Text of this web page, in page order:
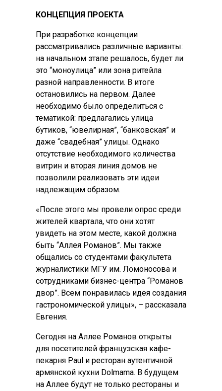
КОНЦЕПЦИЯ ПРОЕКТА
При разработке концепции
рассматривались различные варианты:
на начальном этапе решалось, будет ли
это “моноулица” или зона ритейла
разной направленности. В итоге
остановились на первом. Далее
необходимо было определиться с
тематикой: предлагались улица
бутиков, “ювелирная”, “банковская” и
даже “свадебная” улицы. Однако
отсутствие необходимого количества
витрин и вторая линия домов не
позволили реализовать эти идеи
надлежащим образом.
«После этого мы провели опрос среди
жителей квартала, что они хотят
увидеть на этом месте, какой должна
быть “Аллея Романов”. Мы также
общались со студентами факультета
журналистики МГУ им. Ломоносова и
сотрудниками бизнес-центра “Романов
двор”. Всем понравилась идея создания
гастрономической улицы», – рассказала
Евгения.
Сегодня на Аллее Романов открыты
для посетителей французская кафе-
пекарня Paul и ресторан аутентичной
армянской кухни Dolmama. В будущем
на Аллее будут не только рестораны и